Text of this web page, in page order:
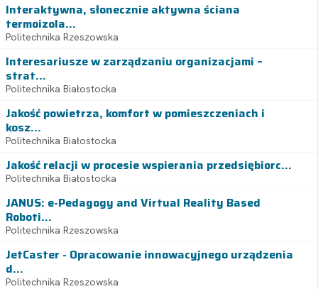
Interaktywna, słonecznie aktywna ściana
termoizola...
Politechnika Rzeszowska
Interesariusze w zarządzaniu organizacjami –
strat...
Politechnika Białostocka
Jakość powietrza, komfort w pomieszczeniach i
kosz...
Politechnika Białostocka
Jakość relacji w procesie wspierania przedsiębiorc...
Politechnika Białostocka
JANUS: e-Pedagogy and Virtual Reality Based
Roboti...
Politechnika Rzeszowska
JetCaster - Opracowanie innowacyjnego urządzenia
d...
Politechnika Rzeszowska